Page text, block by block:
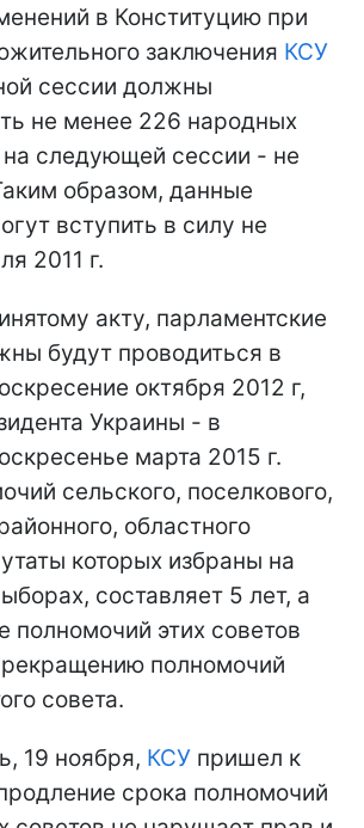
в Конституцию при
заключения КСУ
сессии должны
не менее 226 народных
на следующей сессии - не
образом, данные
вступить в силу не
2011 г.
акту, парламентские
будут проводиться в
октября 2012 г,
Украины - в
марта 2015 г.
сельского, поселкового,
областного
которых избраны на
составляет 5 лет, а
полномочий этих советов
полномочий
совета.
19 ноября, КСУ пришел к
срока полномочий